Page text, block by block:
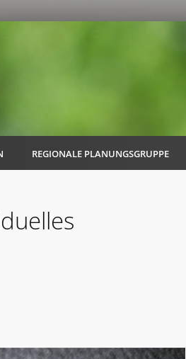
REGIONALE PLANUNGSGRUPPE